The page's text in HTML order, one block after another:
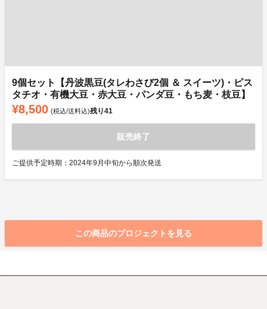
9個セット【丹波黒豆(タレわさび2個 ＆ スイーツ)・ピス
タチオ・有機大豆・赤大豆・パンダ豆・もち麦・枝豆】
¥8,500 (税込/送料込)残り41
販売終了
ご提供予定時期：2024年9月中旬から順次発送
この商品のプロジェクトを見る